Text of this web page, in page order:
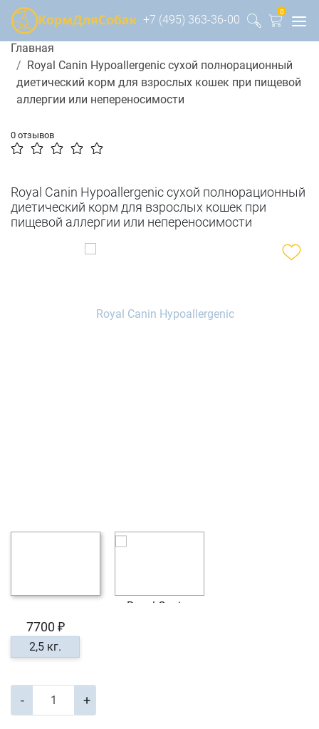
+7 (495) 363-36-00
0
Главная
Royal Canin Hypoallergenic сухой полнорационный
диетический корм для взрослых кошек при пищевой
аллергии или непереносимости
0 отзывов
Royal Canin Hypoallergenic сухой полнорационный
диетический корм для взрослых кошек при
пищевой аллергии или непереносимости
7700 ₽
2,5 кг.
- +